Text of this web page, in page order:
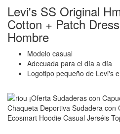
Levi's SS Original
Cotton + Patch
Hombre
Modelo casual
Adecuada para el día a día
Logotipo pequeño de Levi's